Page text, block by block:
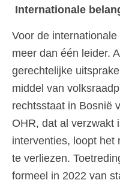
Internationale
Voor de
meer dan één leider.
gerechtelijke
middel van
rechtsstaat in Bosnië
OHR, dat al verzwakt
interventies, loopt het
te verliezen.
formeel in 2022 van